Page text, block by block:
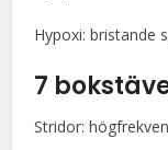
Hypoxi: bristande
7
Stridor: